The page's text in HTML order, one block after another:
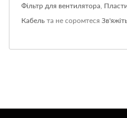
Фільтр для вентилятора
Кабель та не соромтеся